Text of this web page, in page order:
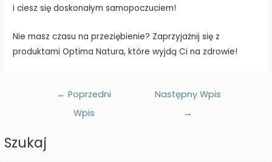
Szukaj
i ciesz się doskonałym samopoczuciem!
Nie masz czasu na przeziębienie? Zaprzyjaźnij się z
produktami Optima Natura, które wyjdą Ci na zdrowie!
Nawigacja
← Poprzedni
Wpis
Następny Wpis
→